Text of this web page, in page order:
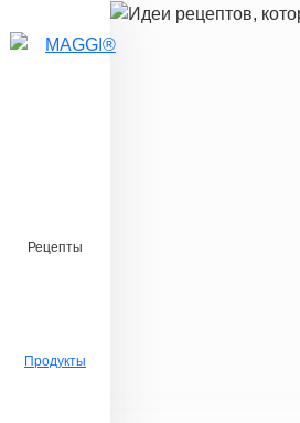
Перейти к основному содержанию
Рецепты
Продукты